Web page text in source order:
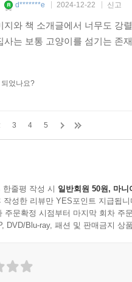
d*******e 2024-12-22 신고
지와 책 소개글에서 너무도 강
사는 보통 고양이를 섬기는 존
었나요?
3 4 5
한줄평 작성 시 일반회원 50원, 마니
작성한 리뷰만 YES포인트 지급됩니
주문확정 시점부터 마지막 회차 주
DVD/Blu-ray, 패션 및 판매금지 상